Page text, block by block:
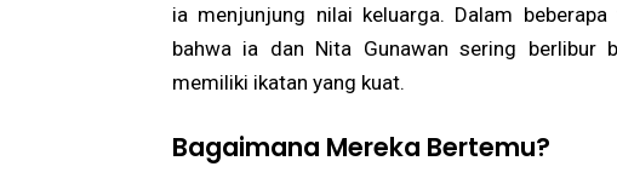
ia menjunjung nilai keluarga. Dalam
bahwa ia dan Nita Gunawan sering berlibur
memiliki ikatan yang kuat.
Bagaimana Mereka Bertemu?